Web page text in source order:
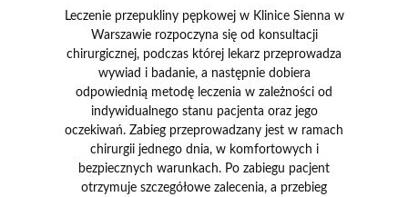
Leczenie przepukliny pępkowej w Klinice Sienna w
Warszawie rozpoczyna się od konsultacji
chirurgicznej, podczas której lekarz przeprowadza
wywiad i badanie, a następnie dobiera
odpowiednią metodę leczenia w zależności od
indywidualnego stanu pacjenta oraz jego
oczekiwań. Zabieg przeprowadzany jest w ramach
chirurgii jednego dnia, w komfortowych i
bezpiecznych warunkach. Po zabiegu pacjent
otrzymuje szczegółowe zalecenia, a przebieg